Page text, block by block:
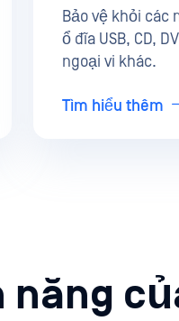
Bảo vệ khỏi các
ổ đĩa USB, CD,
ngoại vi khác.
Tìm hiểu thêm